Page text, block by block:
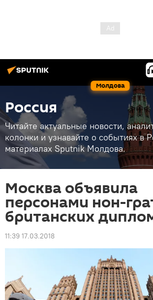
Молдова
Россия
Читайте актуальные новости,
колонки и узнавайте о событиях в
материалах Sputnik Молдова.
Москва объявила
персонами нон-
британских
11:39 17.03.2018